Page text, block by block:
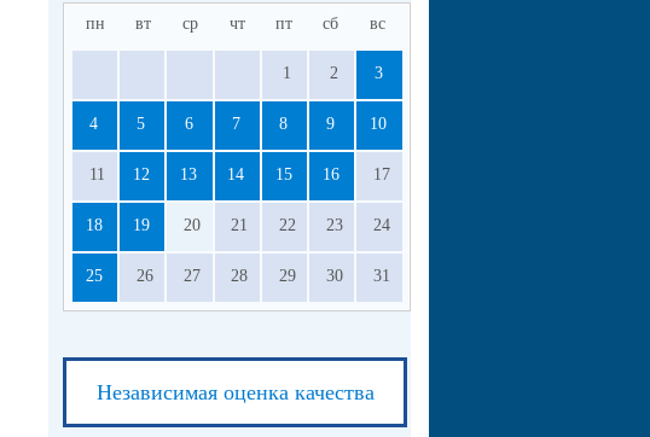
пн вт ср чт пт сб вс
1 2 3
4 5 6 7 8 9 10
11 12 13 14 15 16 17
18 19 20 21 22 23 24
25 26 27 28 29 30 31
Независимая оценка качества